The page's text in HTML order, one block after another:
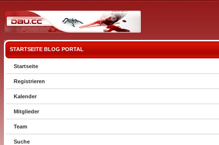
STARTSEITE BLOG PORTAL
Startseite
Registrieren
Kalender
Mitglieder
Team
Suche